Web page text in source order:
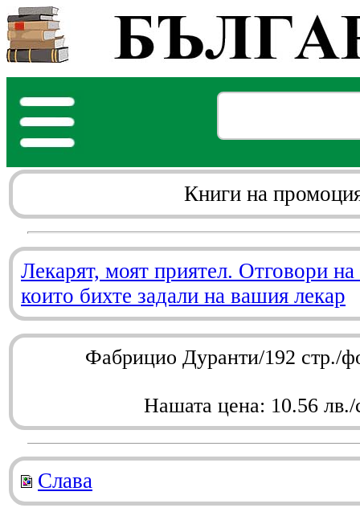
Книги на
Лекарят, моят приятел. Отговори
които бихте задали на вашия лекар
Фабрицио Дуранти/192 стр./
Нашата цена: 10.56 лв./
Слава